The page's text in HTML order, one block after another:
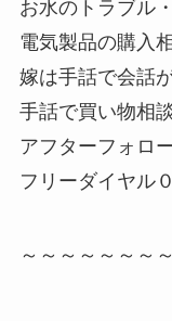
お水のトラブル
電気製品の購入
嫁は手話で会話
手話で買い物相
アフターフォロ
フリーダイヤル
～～～～～～～